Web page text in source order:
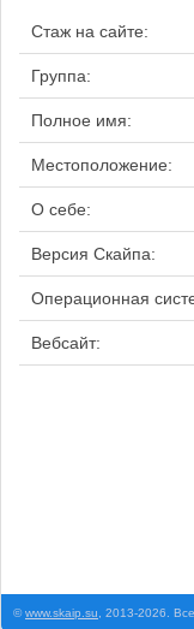
Стаж на сайте:
Группа:
Полное имя:
Местоположение:
О себе:
Версия Скайпа:
Операционная
Вебсайт:
©www.skaip.su , 2013-2026.